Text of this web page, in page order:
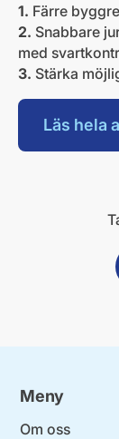
1. Färre
2. Snabbare
med
3. Stärka
Läs hela
Meny
Om oss